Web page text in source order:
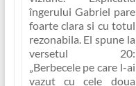
îngerului Gabriel pare
foarte clara si cu totul
rezonabila. El spune la
versetul 20:
„Berbecele pe care l-ai
vazut cu cele doua